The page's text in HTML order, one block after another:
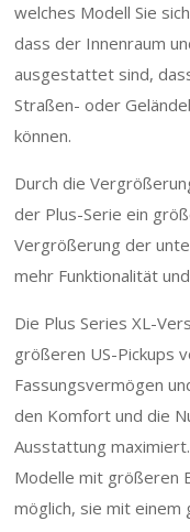
welches Modell Sie
dass der Innenraum
ausgestattet sind,
Straßen- oder
können.
Durch die
der Plus-Serie ein
Vergrößerung der
mehr Funktionalität
Die Plus Series XL-
größeren US-Pickups
Fassungsvermögen
den Komfort und die
Ausstattung
Modelle mit größeren
möglich, sie mit